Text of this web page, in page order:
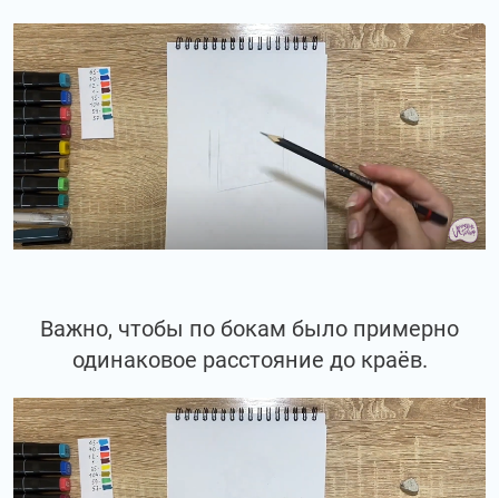
Важно, чтобы по бокам было примерно
одинаковое расстояние до краёв.